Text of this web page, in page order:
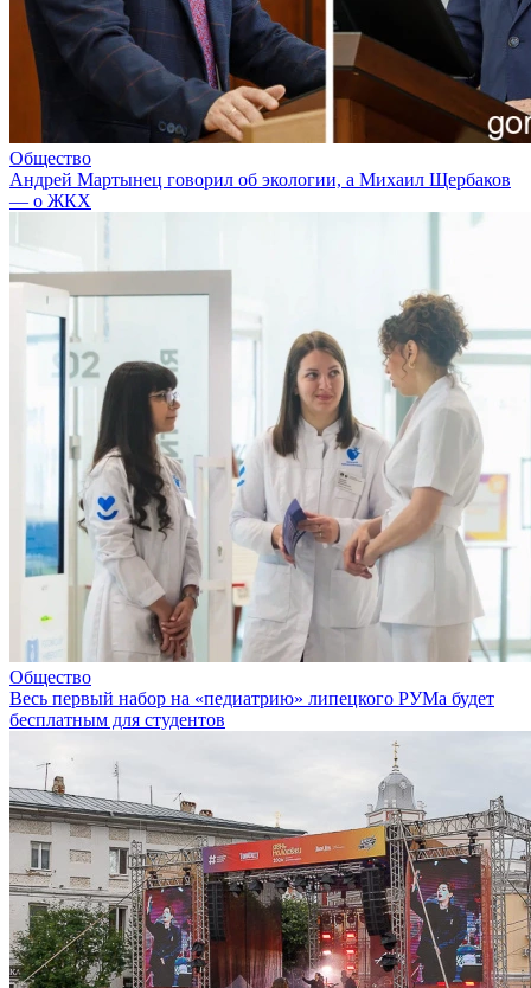
Общество
Андрей Мартынец говорил об экологии, а Михаил Щербаков
— о ЖКХ
Общество
Весь первый набор на «педиатрию» липецкого РУМа будет
бесплатным для студентов